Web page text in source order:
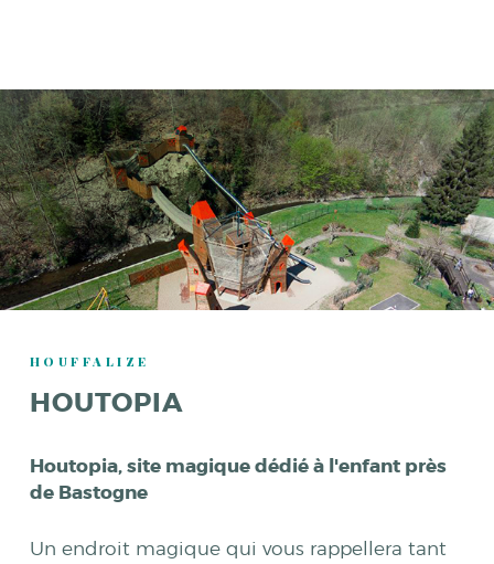
HOUFFALIZE
HOUTOPIA
Houtopia, site magique dédié à l'enfant près
de Bastogne
Un endroit magique qui vous rappellera tant